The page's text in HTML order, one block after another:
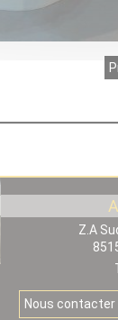
Z.A
Nous contacter